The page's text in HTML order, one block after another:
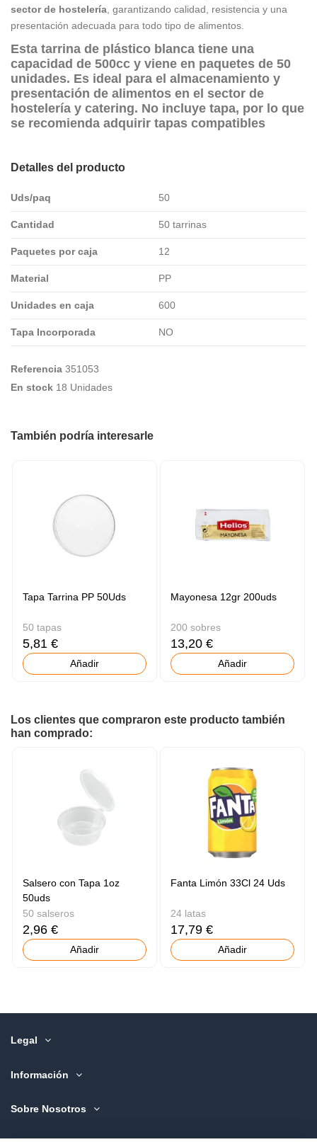
sector de hostelería, garantizando calidad, resistencia y una
presentación adecuada para todo tipo de alimentos.
Esta tarrina de plástico blanca tiene una
capacidad de 500cc y viene en paquetes de 50
unidades. Es ideal para el almacenamiento y
presentación de alimentos en el sector de
hostelería y catering. No incluye tapa, por lo que
se recomienda adquirir tapas compatibles
Detalles del producto
Uds/paq 50
Cantidad 50 tarrinas
Paquetes por caja 12
Material PP
Unidades en caja 600
Tapa Incorporada NO
Referencia 351053
En stock 18 Unidades
También podría interesarle
Tapa Tarrina PP 50Uds
50 tapas
5,81 €
Añadir
Mayonesa 12gr 200uds
200 sobres
13,20 €
Añadir
Los clientes que compraron este producto también
han comprado:
Salsero con Tapa 1oz
50uds
50 salseros
2,96 €
Añadir
Fanta Limón 33Cl 24 Uds
24 latas
17,79 €
Añadir
Legal
Información
Sobre Nosotros